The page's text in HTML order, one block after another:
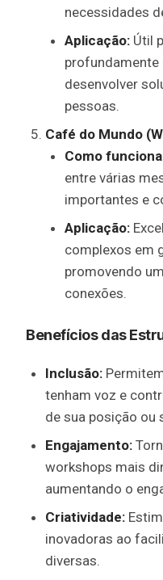
necessidades
Aplicação: Útil
profundamente
desenvolver
pessoas.
Café do Mundo
Como
entre várias
importantes e
Aplicação:
complexos em
promovendo
conexões.
Benefícios das
Inclusão:
tenham voz e
de sua posição ou
Engajamento:
workshops mais
aumentando o
Criatividade:
inovadoras ao
diversas.